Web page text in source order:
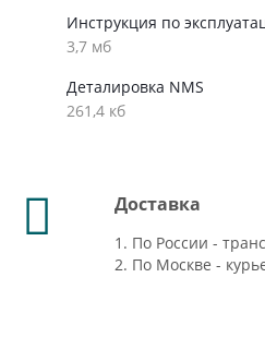
Инструкция по
3,7 мб
Деталировка NMS
261,4 кб
Доставка
1. По России -
2. По Москве -